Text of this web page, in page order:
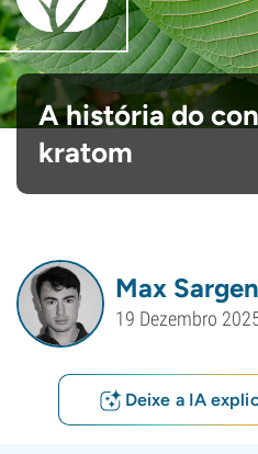
A história do
kratom
Max
19 Dezembro
Deixe a IA